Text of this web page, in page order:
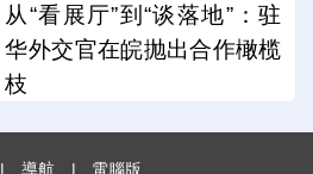
从“看展厅”到“谈落地”：驻
华外交官在皖抛出合作橄榄
枝
| 導航 | 電腦版